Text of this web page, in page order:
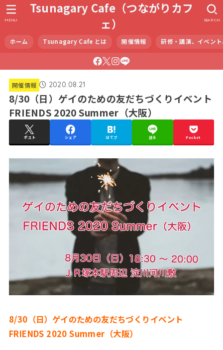
Tsunagary Cafe（つながりカフ
ェ）
ホーム Tsunagary Cafe とは 開催情報 研修・講演、イベン
SEARCH
MENU
開催情報 2020.08.21
8/30（日）ゲイのための友だちづくりイベント
FRIENDS 2020 Summer（大阪）
ポスト シェア はてブ 送る Pocket
8/30（日）ゲイのための友だちづくりイベント
FRIENDS 2020 Summer（大阪）